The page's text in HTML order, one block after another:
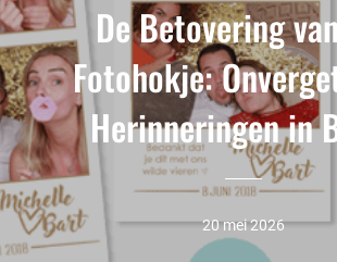
De Betovering
Fotohokje:
Herinneringen in
20 mei 2026